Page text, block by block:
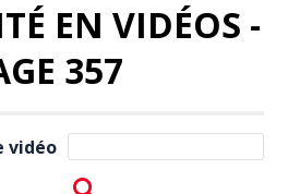
EN VIDÉOS -
357
vidéo